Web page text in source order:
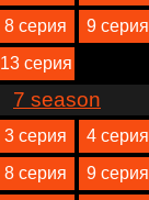
8 серия 9 серия
13 серия
7 season
3 серия 4 серия
8 серия 9 серия